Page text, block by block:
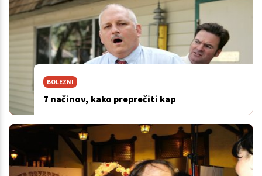
BOLEZNI
7 načinov, kako preprečiti kap